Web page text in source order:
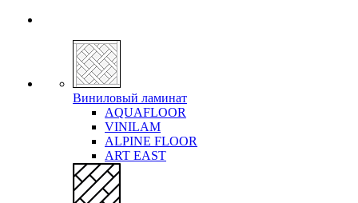
Виниловый ламинат
AQUAFLOOR
VINILAM
ALPINE FLOOR
ART EAST